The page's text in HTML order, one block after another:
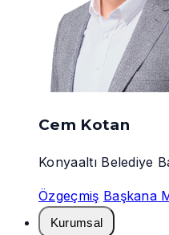
Cem Kotan
Konyaaltı Belediye
Özgeçmiş Başkana
Kurumsal